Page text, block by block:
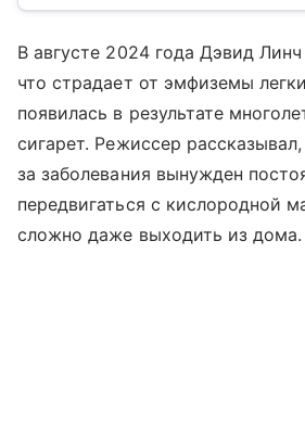
В августе 2024 года Дэвид
что страдает от эмфиземы
появилась в результате
сигарет. Режиссер
за заболевания вынужден
передвигаться с кислородной
сложно даже выходить из дома.